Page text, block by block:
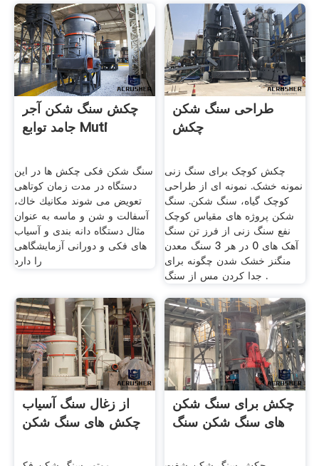
چکش سنگ شکن آجر
جامد توابع Muti
سنگ شکن فکی ‏چکش ها در این
دستگاه در مدت زمان کوتاهی
تعویض می شوند مكانیك خاك،
آسفالت و شن و ماسه به عنوان
مثال دستگاه دانه‌ بندی و آسیاب
های فكی و دورانی آزمایشگاهی
را دارد
طراحی سنگ شکن
چکش
چکش کوچک برای سنگ زنی
نمونه خشک. نمونه ای از طراحی
کوچک گیاه، سنگ شکن. سنگ
شکن پروژه های مقیاس کوچک
نفع سنگ زنی از فرز تن سنگ
آهک های 0 در هر 3 سنگ معدن
منگنز خشک شدن چگونه برای
جدا کردن مس از سنگ .
از زغال سنگ آسیاب
چکش های سنگ شکن
چکش برای سنگ شکن
های سنگ شکن سنگ